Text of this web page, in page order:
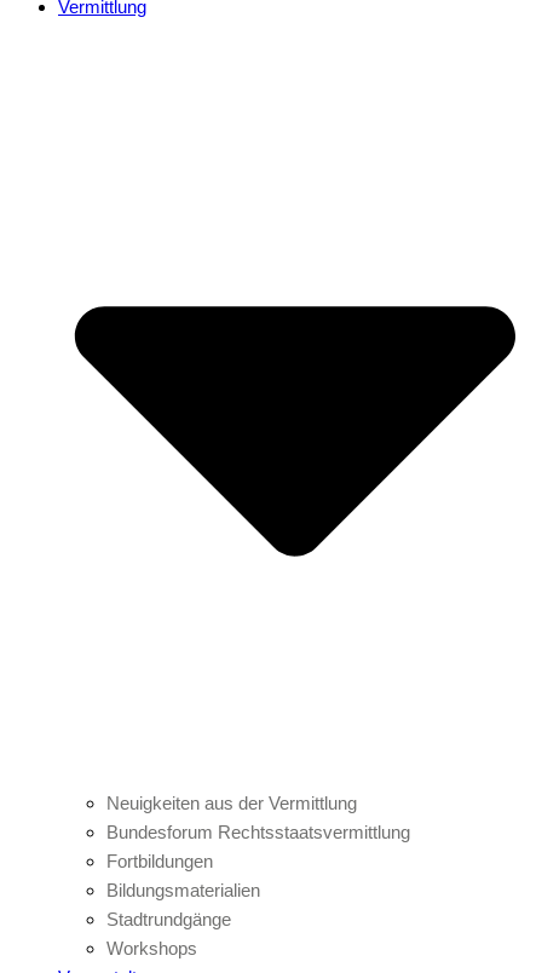
Vermittlung
Neuigkeiten aus der Vermittlung
Bundesforum Rechtsstaatsvermittlung
Fortbildungen
Bildungsmaterialien
Stadtrundgänge
Workshops